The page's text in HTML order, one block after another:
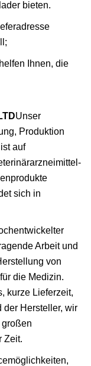
bieten.
Ihnen, die
Unser
Produktion
auf
sich in
Arbeit und
von
die Medizin.
kurze Lieferzeit,
der Hersteller, wir
Zeit.